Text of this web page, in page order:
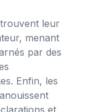
leur
menant
par des
Enfin, les
et